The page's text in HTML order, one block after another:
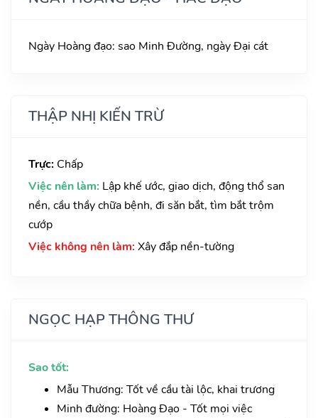
Ngày Hoàng đạo: sao Minh Đường, ngày Đại cát
THẬP NHỊ KIẾN TRỪ
Trực: Chấp
Việc nên làm: Lập khế ước, giao dịch, động thổ san
nền, cầu thầy chữa bệnh, đi săn bắt, tìm bắt trộm
cướp
Việc không nên làm: Xây đắp nền-tường
NGỌC HẠP THÔNG THƯ
Sao tốt:
Mẫu Thương: Tốt về cầu tài lộc, khai trương
Minh đường: Hoàng Đạo - Tốt mọi việc